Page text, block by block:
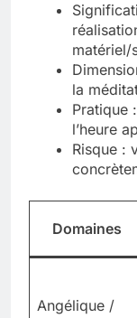
matériel/
la
Pratique
l’heure
Risque :
Domaines
Angélique /